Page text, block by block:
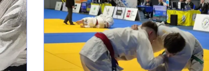
Національно-
патріотичне
виховання